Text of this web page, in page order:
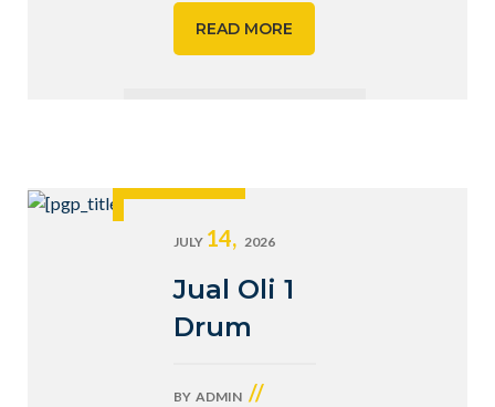
READ MORE
JULY 14, 2026
Jual Oli 1
Drum
BY ADMIN //